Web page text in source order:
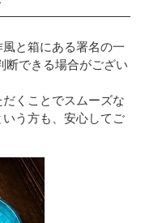
と箱にある署名の一
断できる場合がござい
くことでスムーズな
う方も、安心してご